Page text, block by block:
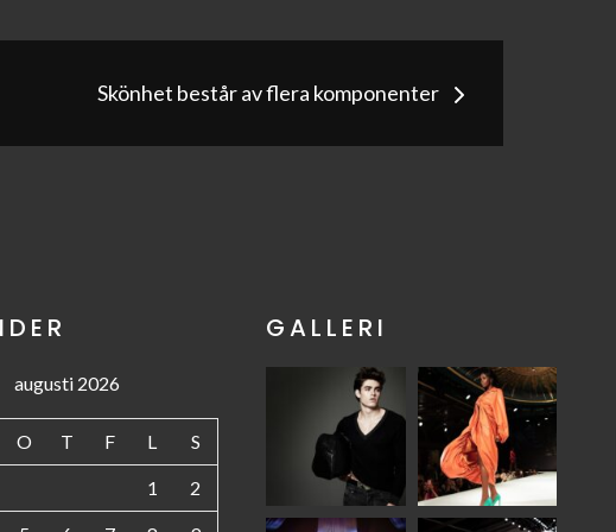
Skönhet består av flera komponenter
augusti 2026
O T F L S
1 2
GALLERI